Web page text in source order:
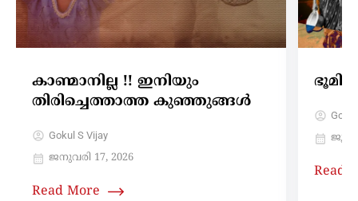
കാണ്മാനില്ല !! ഇനിയും
തിരിച്ചെത്താത്ത കുഞ്ഞുങ്ങൾ
Gokul S Vijay
ജനുവരി 17, 2026
Read More
ഭൂമി
ജൂൺ
Read